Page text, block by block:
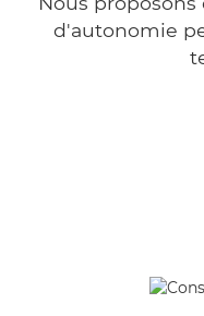
d'autonomie